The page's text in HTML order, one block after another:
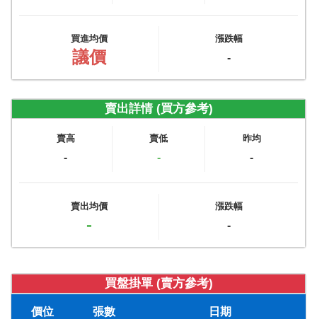
買進均價
議價
漲跌幅
-
賣出詳情 (買方參考)
賣高
-
賣低
-
昨均
-
賣出均價
-
漲跌幅
-
買盤掛單 (賣方參考)
價位 張數 日期